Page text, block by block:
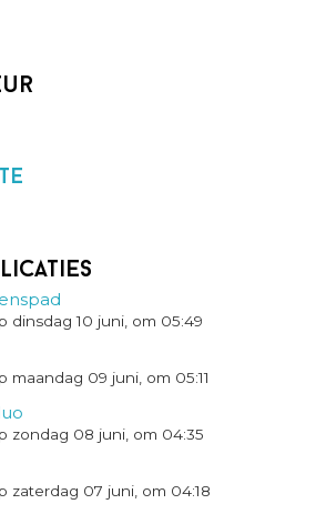
dinsdag 10 juni, om 05:49
maandag 09 juni, om 05:11
zondag 08 juni, om 04:35
zaterdag 07 juni, om 04:18